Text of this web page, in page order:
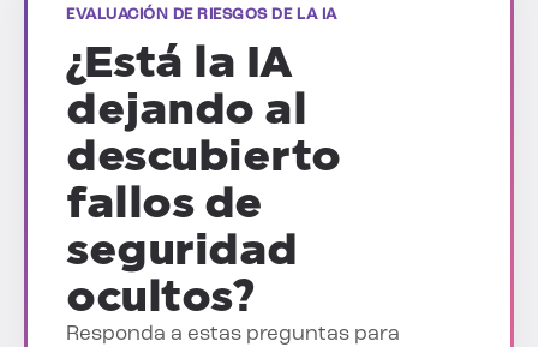
EVALUACIÓN DE RIESGOS DE LA IA
¿Está la IA
dejando al
descubierto
fallos de
seguridad
ocultos?
Responda a estas preguntas para